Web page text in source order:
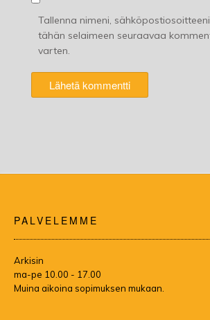
Tallenna nimeni,
tähän selaimeen seuraavaa
varten.
PALVELEMME
Arkisin
ma-pe 10.00 - 17.00
Muina aikoina sopimuksen mukaan.